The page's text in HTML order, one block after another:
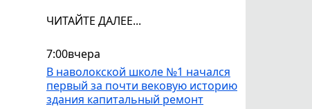
ЧИТАЙТЕ ДАЛЕЕ...
7:00вчера
В наволокской школе №1 начался
первый за почти вековую историю
здания капитальный ремонт